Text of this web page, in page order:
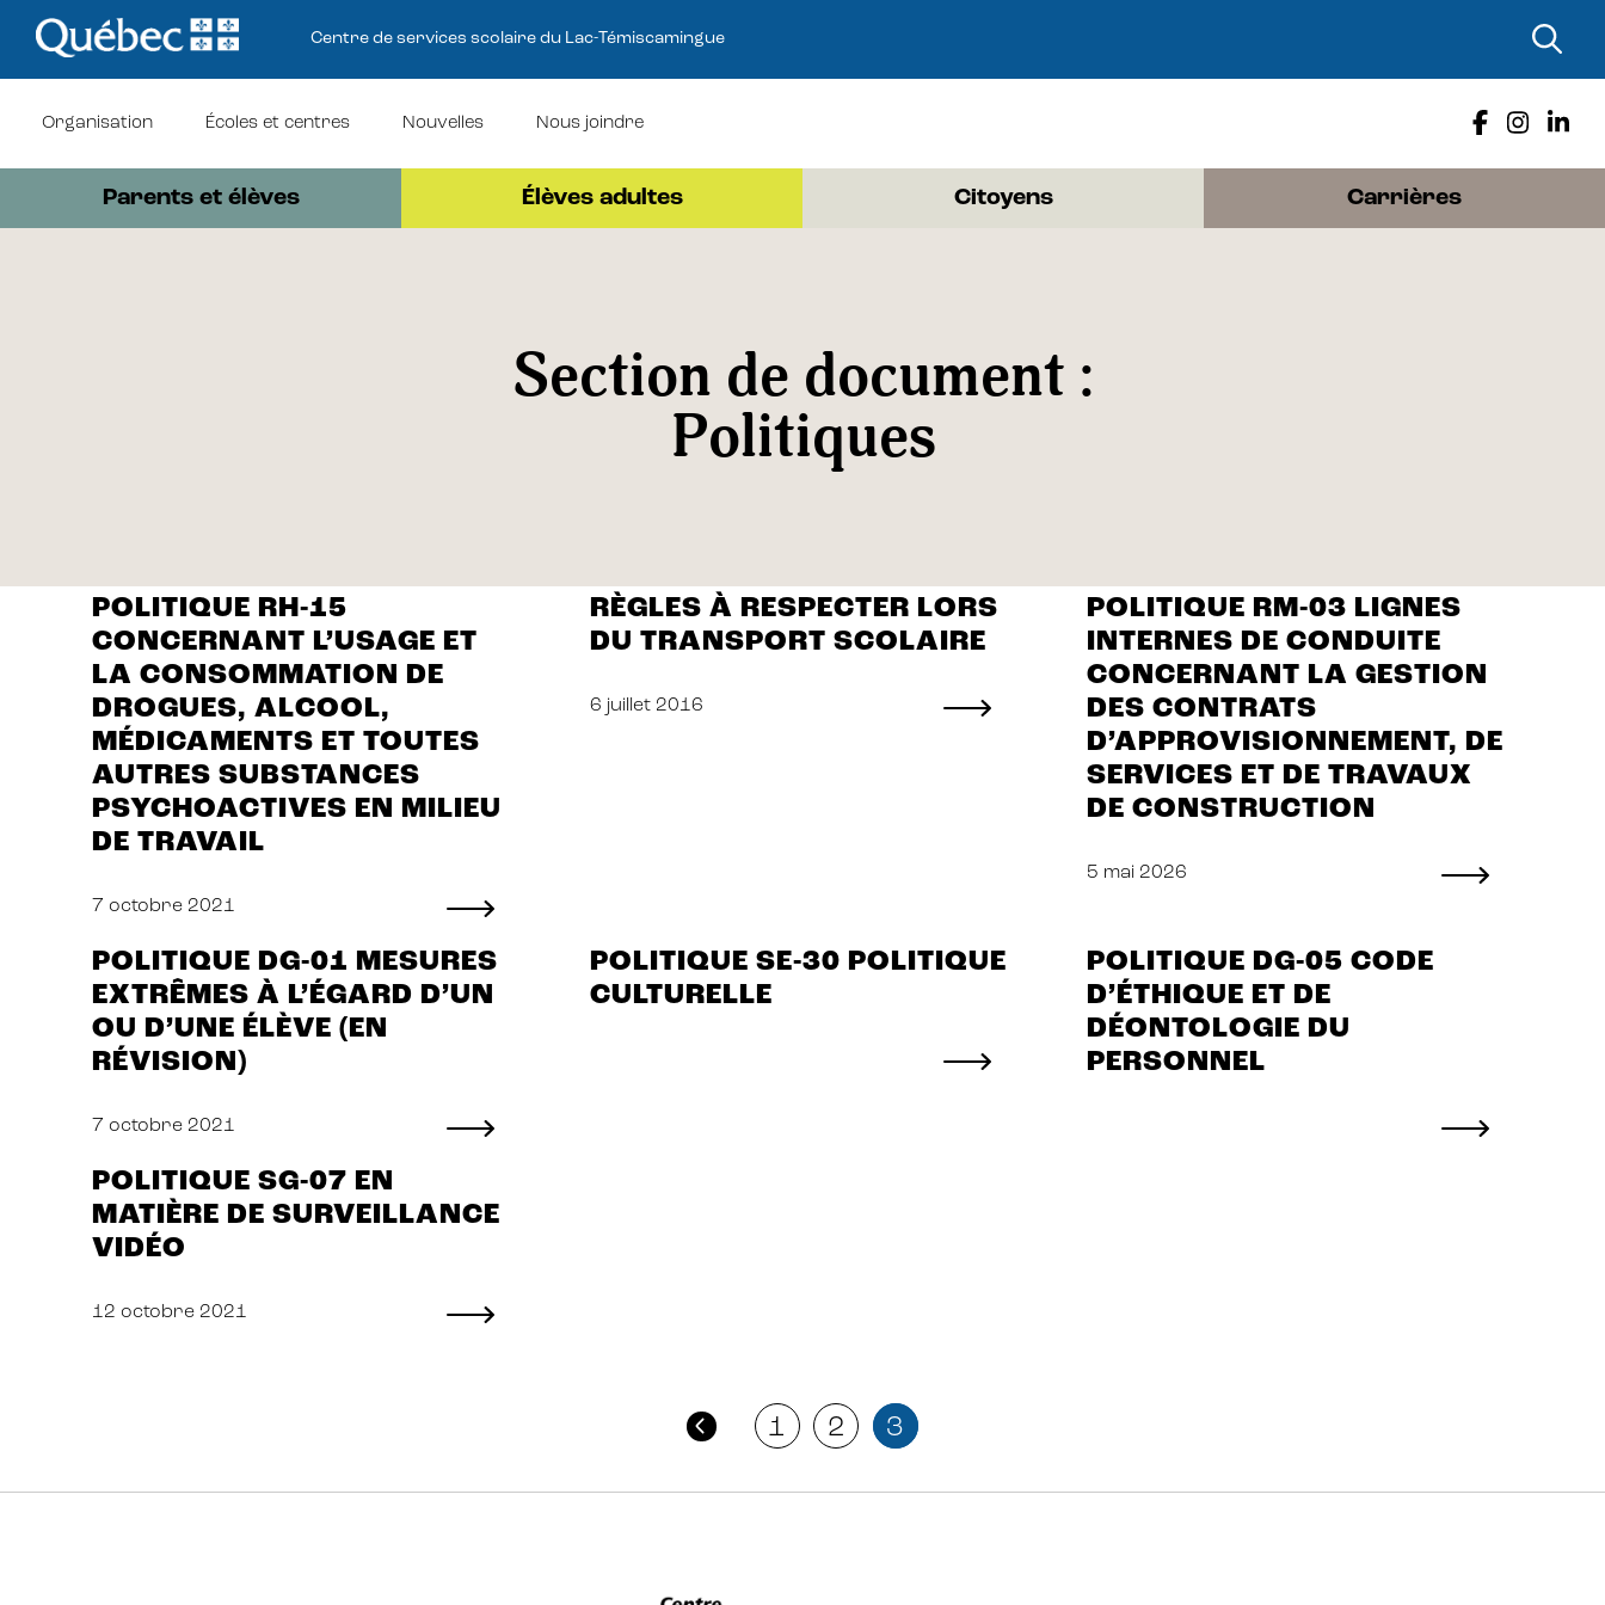
Centre de services scolaire du Lac-Témiscamingue
Organisation Écoles et centres Nouvelles Nous joindre
Parents et élèves Élèves adultes Citoyens Carrières
Section de document :
Politiques
POLITIQUE RH-15
CONCERNANT L’USAGE ET
LA CONSOMMATION DE
DROGUES, ALCOOL,
MÉDICAMENTS ET TOUTES
AUTRES SUBSTANCES
PSYCHOACTIVES EN MILIEU
DE TRAVAIL
7 octobre 2021
RÈGLES À RESPECTER LORS
DU TRANSPORT SCOLAIRE
6 juillet 2016
POLITIQUE RM-03 LIGNES
INTERNES DE CONDUITE
CONCERNANT LA GESTION
DES CONTRATS
D’APPROVISIONNEMENT, DE
SERVICES ET DE TRAVAUX
DE CONSTRUCTION
5 mai 2026
POLITIQUE DG-01 MESURES
EXTRÊMES À L’ÉGARD D’UN
OU D’UNE ÉLÈVE (EN
RÉVISION)
7 octobre 2021
POLITIQUE SE-30 POLITIQUE
CULTURELLE
POLITIQUE DG-05 CODE
D’ÉTHIQUE ET DE
DÉONTOLOGIE DU
PERSONNEL
POLITIQUE SG-07 EN
MATIÈRE DE SURVEILLANCE
VIDÉO
12 octobre 2021
1 2 3